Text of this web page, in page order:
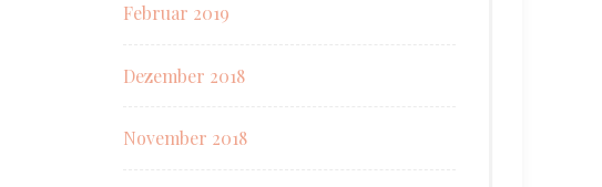
Februar 2019
Dezember 2018
November 2018